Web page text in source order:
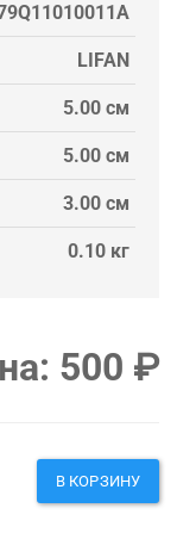
LIFAN
5.00 см
5.00 см
3.00 см
0.10 кг
500 ₽
В КОРЗИНУ